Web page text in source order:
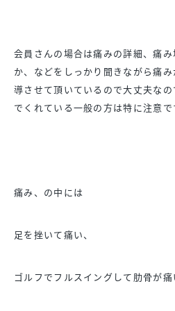
会員さんの場合は痛みの詳細、痛
か、などをしっかり聞きながら痛
導させて頂いているので大丈夫な
でくれている一般の方は特に注意で
痛み、の中には
足を挫いて痛い、
ゴルフでフルスイングして肋骨が痛